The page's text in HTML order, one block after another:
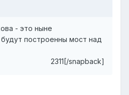
- это ныне
построенны мост над
2311[/snapback]